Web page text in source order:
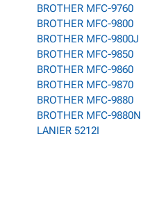
BROTHER MFC-9760
BROTHER MFC-9800
BROTHER MFC-9800J
BROTHER MFC-9850
BROTHER MFC-9860
BROTHER MFC-9870
BROTHER MFC-9880
BROTHER MFC-9880N
LANIER 5212I